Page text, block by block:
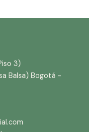
3)
Balsa) Bogotá -